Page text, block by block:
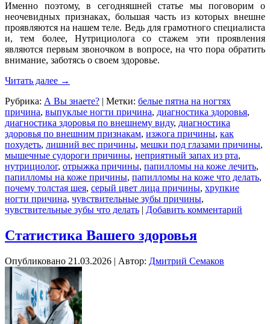
Именно поэтому, в сегодняшней статье мы поговорим о
неочевидных признаках, большая часть из которых внешне
проявляются на нашем теле. Ведь для грамотного специалиста
и, тем более, Нутрициолога со стажем эти проявления
являются первым звоночком в вопросе, на что пора обратить
внимание, заботясь о своем здоровье.
Читать далее →
Рубрика: А Вы знаете? | Метки: белые пятна на ногтях
причина, выпуклые ногти причина, диагностика здоровья,
диагностика здоровья по внешнему виду, диагностика
здоровья по внешним признакам, изжога причины, как
похудеть, лишний вес причины, мешки под глазами причины,
мышечные судороги причины, неприятный запах из рта,
нутрициолог, отрыжка причины, папилломы на коже лечить,
папилломы на коже причины, папилломы на коже что делать,
почему толстая шея, серый цвет лица причины, хрупкие
ногти причина, чувствительные зубы причины,
чувствительные зубы что делать | Добавить комментарий
Статистика Вашего здоровья
Опубликовано 21.03.2026 | Автор: Дмитрий Семаков